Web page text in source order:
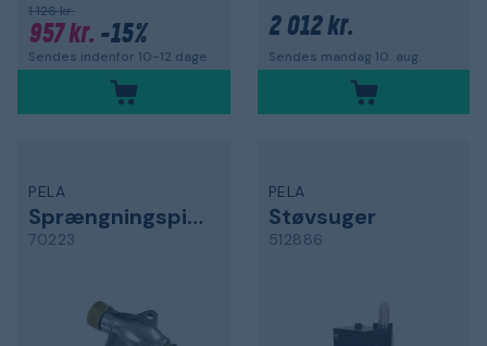
1 126 kr.
957 kr. -15%
Sendes indenfor 10-12 dage
2 012 kr.
Sendes mandag 10. aug.
PELA
Sprængningspistol
70223
PELA
Støvsuger
512886